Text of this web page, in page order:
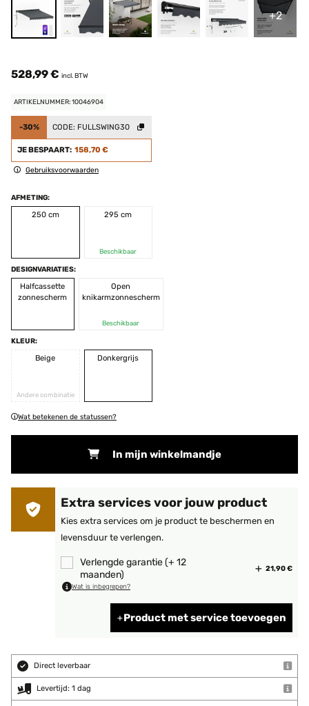
+2
528,99 € incl. BTW
ARTIKELNUMMER: 10046904
-30% CODE: FULLSWING30
JE BESPAART: 158,70 €
Gebruiksvoorwaarden
AFMETING:
250 cm
295 cm
Beschikbaar
DESIGNVARIATIES:
Halfcassette
zonnescherm
Open
knikarmzonnescherm
Beschikbaar
KLEUR:
Beige
Andere combinatie
Donkergrijs
Wat betekenen de statussen?
In mijn winkelmandje
Extra services voor jouw product
Kies extra services om je product te beschermen en
levensduur te verlengen.
Verlengde garantie (+ 12
maanden)
21,90 €
Wat is inbegrepen?
Product met service toevoegen
Direct leverbaar
Levertijd: 1 dag